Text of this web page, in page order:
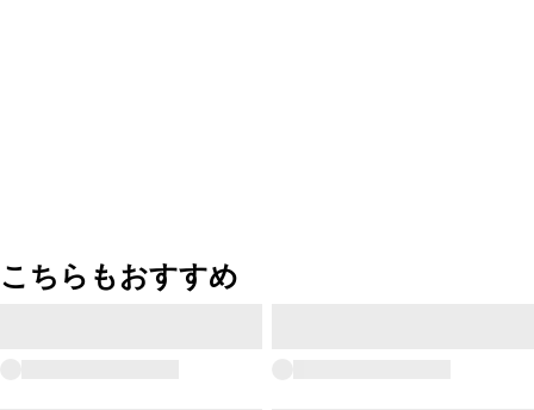
こちらもおすすめ